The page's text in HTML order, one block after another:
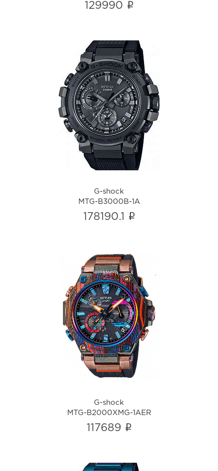
129990 i
G-shock
MTG-B3000B-1A
i
G-shock
MTG-B3000B-1A
178190.1 i
G-shock
MTG-B2000XMG-1AER
i
G-shock
MTG-B2000XMG-1AER
117689 i